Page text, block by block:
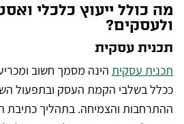
מה כולל ייעוץ כלכלי
ולעסקים?
תכנית עסקית
תכנית עסקית הינה מסמך חשוב
ככלל בשלבי הקמת העסק ובתפעול
ההתרחבות והצמיחה. בתהליך כתיבת